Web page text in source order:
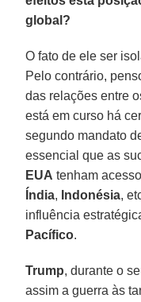
global?
O fato de ele ser
Pelo contrário,
das relações entre
está em curso há
segundo mandato
essencial que as
EUA tenham
Índia, Indonésia,
influência
Pacífico.
Trump, durante o
assim a guerra às